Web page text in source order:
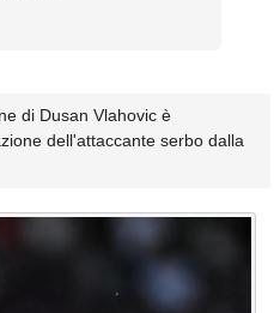
di Dusan Vlahovic è
dell'attaccante serbo dalla